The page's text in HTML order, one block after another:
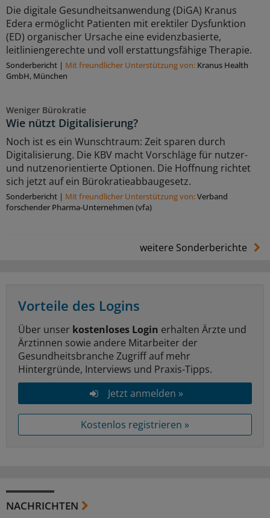
Die digitale Gesundheitsanwendung (DiGA) Kranus
Edera ermöglicht Patienten mit erektiler Dysfunktion
(ED) organischer Ursache eine evidenzbasierte,
leitliniengerechte und voll erstattungsfähige Therapie.
Sonderbericht | Mit freundlicher Unterstützung von: Kranus Health
GmbH, München
Weniger Bürokratie
Wie nützt Digitalisierung?
Noch ist es ein Wunschtraum: Zeit sparen durch
Digitalisierung. Die KBV macht Vorschläge für nutzer-
und nutzenorientierte Optionen. Die Hoffnung richtet
sich jetzt auf ein Bürokratieabbaugesetz.
Sonderbericht | Mit freundlicher Unterstützung von:Verband
forschender Pharma-Unternehmen (vfa)
weitere Sonderberichte
Vorteile des Logins
Über unser kostenloses Login erhalten Ärzte und
Ärztinnen sowie andere Mitarbeiter der
Gesundheitsbranche Zugriff auf mehr
Hintergründe, Interviews und Praxis-Tipps.
Jetzt anmelden »
Kostenlos registrieren »
NACHRICHTEN